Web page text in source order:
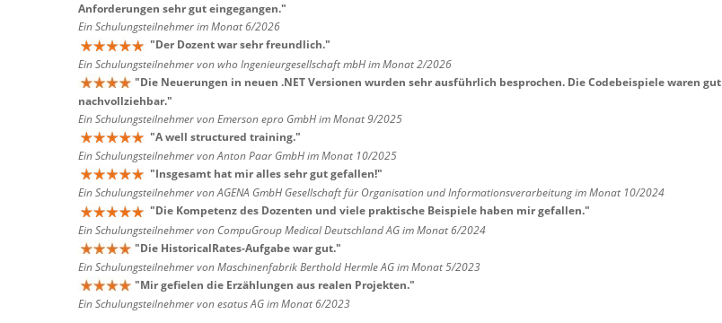
Anforderungen sehr gut eingegangen."
Ein Schulungsteilnehmer im Monat 6/2026
"Der Dozent war sehr freundlich."
Ein Schulungsteilnehmer von who Ingenieurgesellschaft mbH im Monat 2/2026
"Die Neuerungen in neuen .NET Versionen wurden sehr ausführlich besprochen. Die Codebeispiele waren gut
nachvollziehbar."
Ein Schulungsteilnehmer von Emerson epro GmbH im Monat 9/2025
"A well structured training."
Ein Schulungsteilnehmer von Anton Paar GmbH im Monat 10/2025
"Insgesamt hat mir alles sehr gut gefallen!"
Ein Schulungsteilnehmer von AGENA GmbH Gesellschaft für Organisation und Informationsverarbeitung im Monat 10/2024
"Die Kompetenz des Dozenten und viele praktische Beispiele haben mir gefallen."
Ein Schulungsteilnehmer von CompuGroup Medical Deutschland AG im Monat 6/2024
"Die HistoricalRates-Aufgabe war gut."
Ein Schulungsteilnehmer von Maschinenfabrik Berthold Hermle AG im Monat 5/2023
"Mir gefielen die Erzählungen aus realen Projekten."
Ein Schulungsteilnehmer von esatus AG im Monat 6/2023